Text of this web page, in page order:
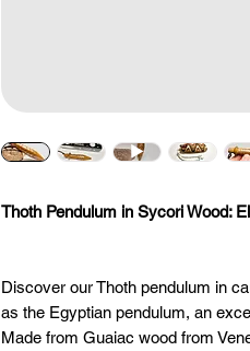
Thoth Pendulum in Sycori Wood:
Discover our Thoth pendulum in
as the Egyptian pendulum, an
Made from Guaiac wood from